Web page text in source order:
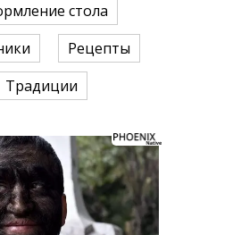
стола
Рецепты
Традиции